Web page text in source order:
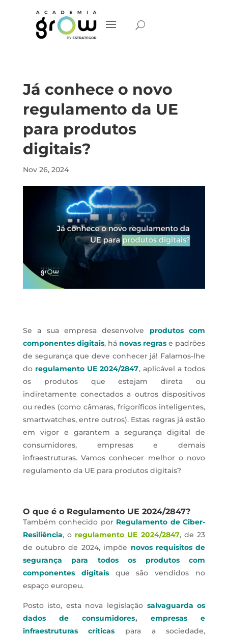
Já conhece o novo
regulamento da UE
para produtos
digitais?
Nov 26, 2024
Se a sua empresa desenvolve produtos com
componentes digitais, há novas regras e padrões
de segurança que deve conhecer já! Falamos-lhe
do regulamento UE 2024/2847, aplicável a todos
os produtos que estejam direta ou
indiretamente conectados a outros dispositivos
ou redes (como câmaras, frigoríficos inteligentes,
smartwatches, entre outros). Estas regras já estão
em vigor e garantem a segurança digital de
consumidores, empresas e demais
infraestruturas. Vamos conhecer melhor o novo
regulamento da UE para produtos digitais?
O que é o Regulamento UE 2024/2847?
Também conhecido por Regulamento de Ciber-
Resiliência, o regulamento UE 2024/2847, de 23
de outubro de 2024, impõe novos requisitos de
segurança para todos os produtos com
componentes digitaisque são vendidos no
espaço europeu.
Posto isto, esta nova legislação salvaguarda os
dados de consumidores, empresas e
infraestruturas críticas para a sociedade,